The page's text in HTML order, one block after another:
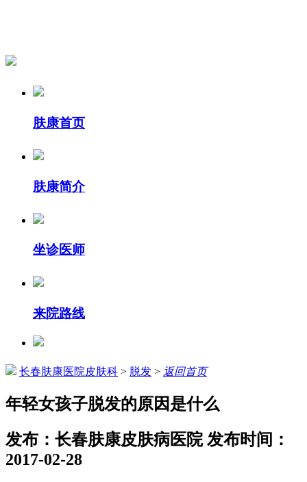
肤康首页
肤康简介
坐诊医师
来院路线
长春肤康医院皮肤科 > 脱发 > 返回首页
年轻女孩子脱发的原因是什么
发布：长春肤康皮肤病医院发布时间：
2017-02-28